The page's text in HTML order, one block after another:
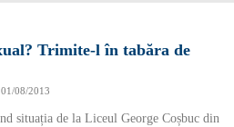
Trimite-l în tabăra de
01/08/2013
situația de la Liceul George Coșbuc din